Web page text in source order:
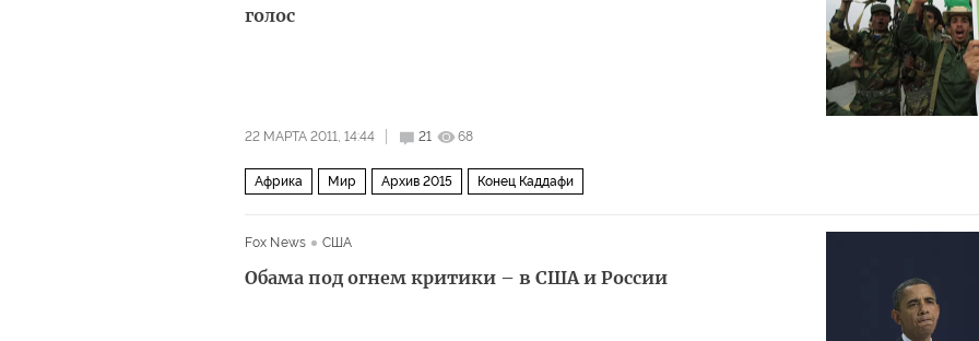
голос
22 МАРТА 2011, 14:44 21 68
Африка Мир Архив 2015 Конец Каддафи
Fox News США
Обама под огнем критики – в США и России